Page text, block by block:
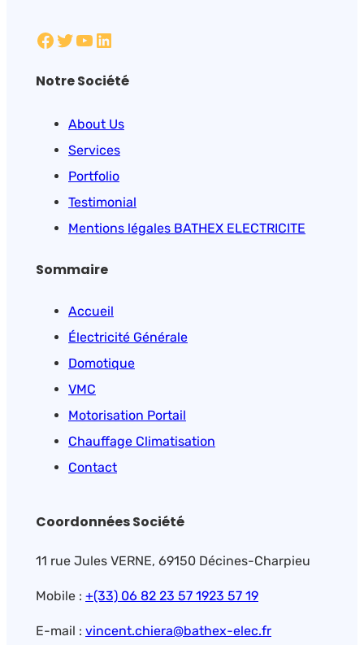
Facebook Twitter YouTube LinkedIn
Notre Société
About Us
Services
Portfolio
Testimonial
Mentions légales BATHEX ELECTRICITE
Sommaire
Accueil
Électricité Générale
Domotique
VMC
Motorisation Portail
Chauffage Climatisation
Contact
Coordonnées Société
11 rue Jules VERNE, 69150 Décines-Charpieu
Mobile : +(33) 06 82 23 57 1923 57 19
E-mail : vincent.chiera@bathex-elec.fr